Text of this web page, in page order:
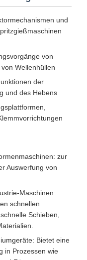
und
von
Wellenhüllen
der
und des Hebens
zur
Auswerfung von
Maschinen:
schnellen
Schieben,
Bietet eine
in Prozessen wie